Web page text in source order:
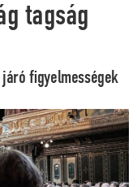
tagság
figyelmességek